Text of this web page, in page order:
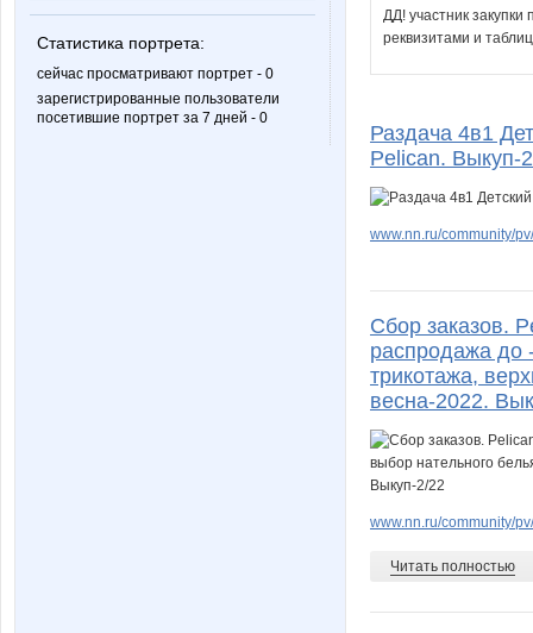
Статистика портрета:
сейчас просматривают портрет - 0
зарегистрированные пользователи
посетившие портрет за 7 дней - 0
ДД! участник закупки
реквизитами и
Раздача 4в1
Pelican. Выкуп-
www.nn.ru/community/
Сбор заказов.
распродажа до
трикотажа,
весна-2022.
www.nn.ru/community/
Читать полностью